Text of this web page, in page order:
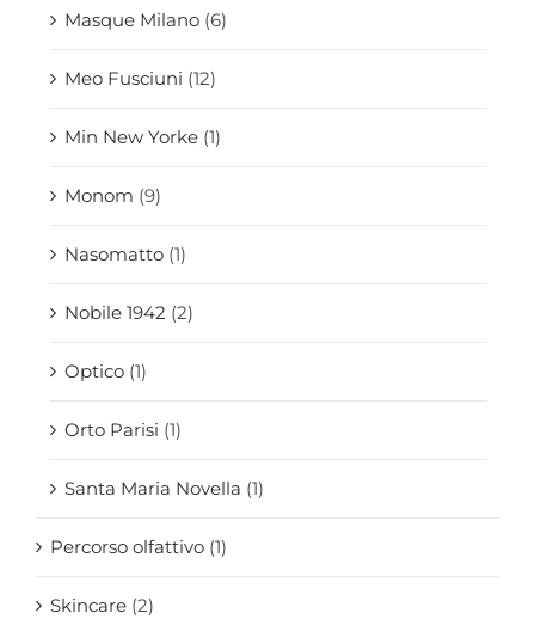
Masque Milano (6)
Meo Fusciuni (12)
Min New Yorke (1)
Monom (9)
Nasomatto (1)
Nobile 1942 (2)
Optico (1)
Orto Parisi (1)
Santa Maria Novella (1)
Percorso olfattivo (1)
Skincare (2)